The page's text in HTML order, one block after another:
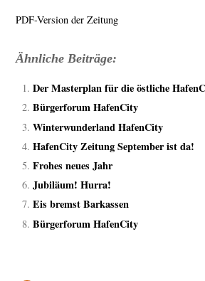
PDF-Version der Zeitung
Ähnliche Beiträge:
Der Masterplan für die östliche
Bürgerforum HafenCity
Winterwunderland HafenCity
HafenCity Zeitung September ist da!
Frohes neues Jahr
Jubiläum! Hurra!
Eis bremst Barkassen
Bürgerforum HafenCity